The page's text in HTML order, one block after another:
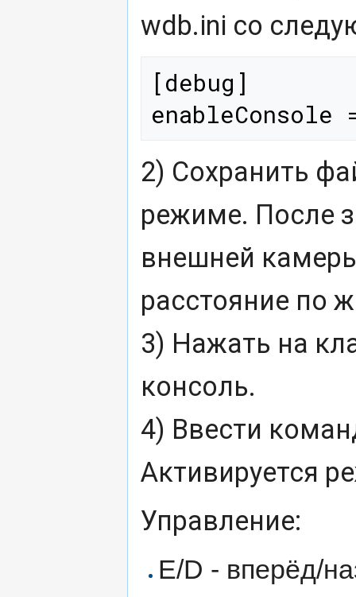
wdb.ini со
[debug]
2) Сохранить
режиме. После
внешней
расстояние по
3) Нажать на
консоль.
4) Ввести
Активируется
Управление:
E/D - вперёд/